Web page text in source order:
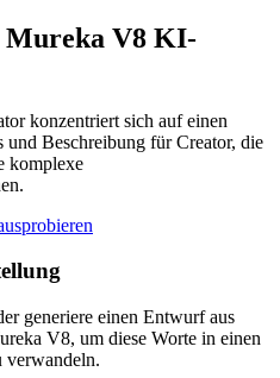
Mureka V8 KI-
konzentriert sich auf einen
Beschreibung für Creator, die
komplexe
generiere einen Entwurf aus
V8, um diese Worte in einen
verwandeln.